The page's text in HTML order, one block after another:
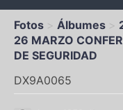
Fotos Álbumes
26 MARZO
DE SEGURIDAD
DX9A0065